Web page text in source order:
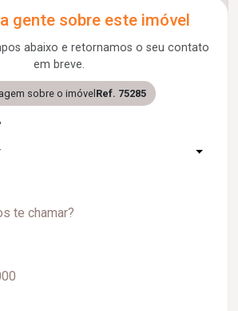
gente sobre este imóvel
abaixo e retornamos o seu contato
em breve.
sobre o imóvel Ref. 75285